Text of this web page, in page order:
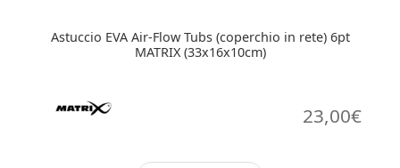
Astuccio EVA Air-Flow Tubs (coperchio in rete) 6pt
MATRIX (33x16x10cm)
23,00€